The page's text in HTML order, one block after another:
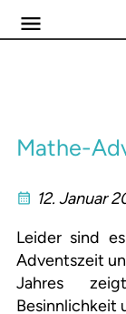
Mathe-
12. Januar
Leider sind
Adventszeit
Jahres
Besinnlichkeit